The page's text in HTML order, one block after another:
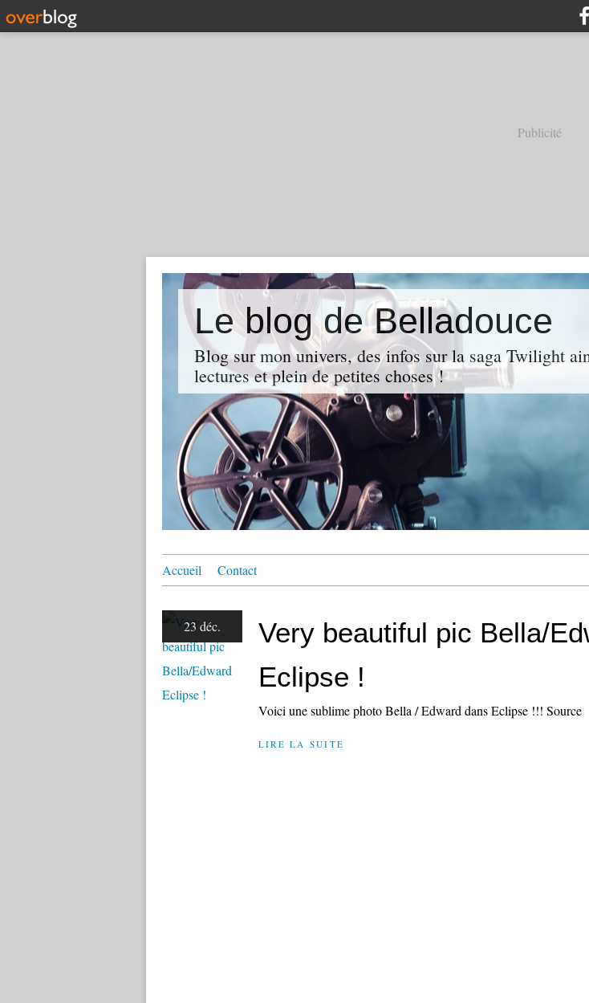
Publicité
Le blog de Belladouce
Blog sur mon univers, des infos sur la saga Twilight
lectures et plein de petites choses !
Accueil Contact
23 déc.
Very beautiful pic Bella/
Eclipse !
Voici une sublime photo Bella / Edward dans Eclipse !!! Source
LIRE LA SUITE